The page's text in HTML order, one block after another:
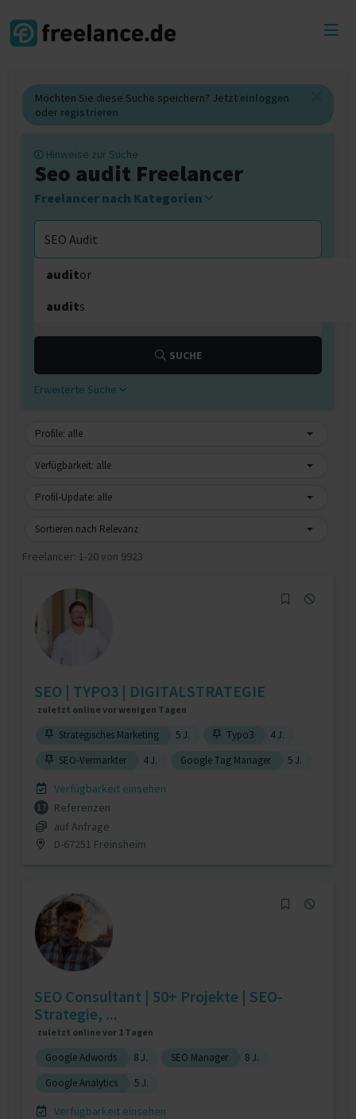
Möchten Sie diese Suche speichern? Jetzt einloggen
oder registrieren
Hinweise zur Suche
Seo audit Freelancer
Freelancer nach Kategorien
SUCHE
Erweiterte Suche
Profile: alle
Verfügbarkeit: alle
Profil-Update: alle
Sortieren nach Relevanz
Freelancer: 1-20 von 9923
SEO | TYPO3 | DIGITALSTRATEGIE
zuletzt online vor wenigen Tagen
Strategisches Marketing 5 J. Typo3
4 J.
SEO-Vermarkter
4 J. Google Tag Manager 5 J.
Verfügbarkeit einsehen
17
Referenzen
auf Anfrage
D-67251 Freinsheim
SEO Consultant | 50+ Projekte | SEO-
Strategie, ...
zuletzt online vor 1 Tagen
Google Adwords 8 J. SEO Manager
8 J.
Google Analytics
5 J.
Verfügbarkeit einsehen
auditor
audits